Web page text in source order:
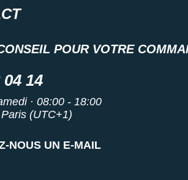
POUR VOTRE
04 14
· 08:00 - 18:00
(UTC+1)
NOUS UN E-MAIL